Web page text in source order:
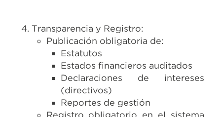
Transparencia y Registro:
Publicación obligatoria de:
Estatutos
Estados financieros auditados
Declaraciones de intereses
(directivos)
Reportes de gestión
Registro obligatorio en el sistema